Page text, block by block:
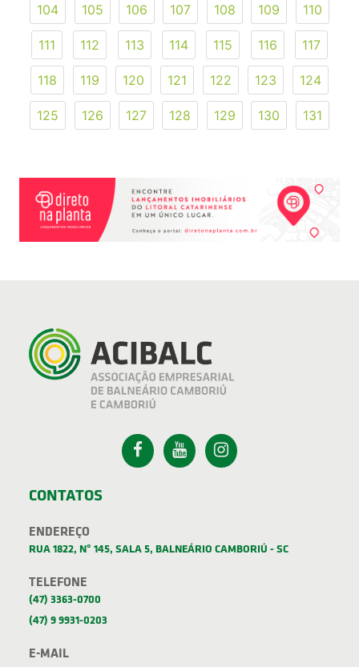
104 105 106 107 108 109 110
111 112 113 114 115 116 117
118 119 120 121 122 123 124
125 126 127 128 129 130 131
CONTATOS
ENDEREÇO
RUA 1822, Nº 145, SALA 5, BALNEÁRIO CAMBORIÚ - SC
TELEFONE
(47) 3363-0700
(47) 9 9931-0203
E-MAIL